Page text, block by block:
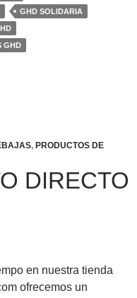
GHD SOLIDARIA
GHD
, PRODUCTOS DE
DIRECTO
en nuestra tienda
ofrecemos un